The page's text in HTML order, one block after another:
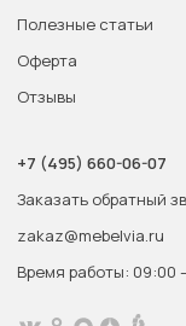
Полезные статьи
Оферта
Отзывы
+7 (495) 660-06-07
Заказать обратный
zakaz@mebelvia.ru
Время работы: 09:00